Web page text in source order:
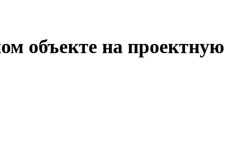
объекте на проектную